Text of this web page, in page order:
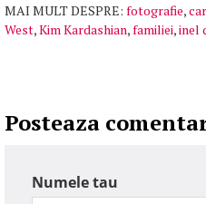
MAI MULT DESPRE: fotografie,
West,Kim Kardashian,familiei,inel
Posteaza
Numele tau